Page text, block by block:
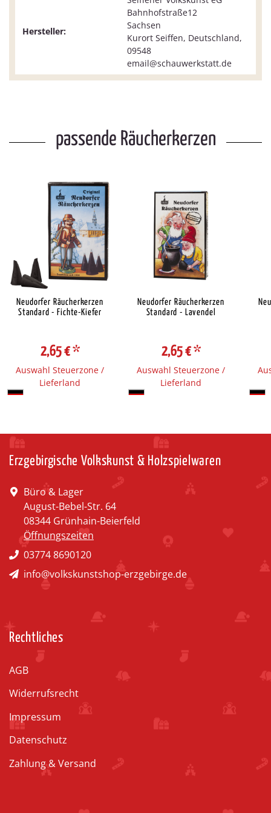
Hersteller:
Bahnhofstraße12
Sachsen
Kurort Seiffen, Deutschland,
09548
email@schauwerkstatt.de
passende Räucherkerzen
Neudorfer Räucherkerzen
Standard - Fichte-Kiefer
2,65 €*
Auswahl Steuerzone /
Lieferland
Neudorfer Räucherkerzen
Standard - Lavendel
2,65 €*
Auswahl Steuerzone /
Lieferland
Erzgebirgische Volkskunst & Holzspielwaren
Büro & Lager
August-Bebel-Str. 64
08344 Grünhain-Beierfeld
Öffnungszeiten
03774 8690120
info@volkskunstshop-erzgebirge.de
Rechtliches
AGB
Widerrufsrecht
Impressum
Datenschutz
Zahlung & Versand